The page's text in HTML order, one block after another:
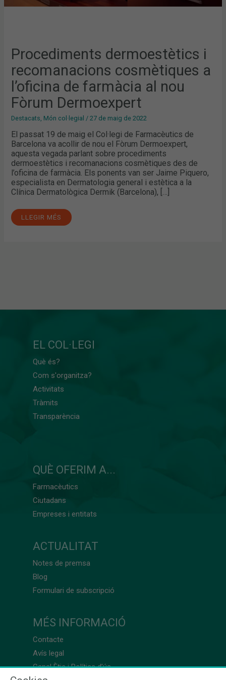
Procediments dermoestètics i
recomanacions cosmètiques a
l’oficina de farmàcia al nou
Fòrum Dermoexpert
Destacats, Món col·legial /27 de maig de 2022
El passat 19 de maig el Col·legi de Farmacèutics de
Barcelona va acollir de nou el Fòrum Dermoexpert,
aquesta vegada parlant sobre procediments
dermoestètics i recomanacions cosmètiques des de
l’oficina de farmàcia. Els ponents van ser Jaime Piquero,
especialista en Dermatologia general i estètica a la
Clínica Dermatològica Dermik (Barcelona), […]
LLEGIR MÉS
EL COL·LEGI
Què és?
Com s'organitza?
Activitats
Tràmits
Transparència
QUÈ OFERIM A...
Farmacèutics
Ciutadans
Empreses i entitats
ACTUALITAT
Notes de premsa
Blog
Formulari de subscripció
MÉS INFORMACIÓ
Contacte
Avís legal
Canal Ètic i Política d’ús